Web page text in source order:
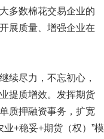
多数棉花交易企业的
展质量、增强企业在
尽力，不忘初心，
提质增效。发挥期货
质押融资事务，扩宽
+稳妥+期货（权）”模